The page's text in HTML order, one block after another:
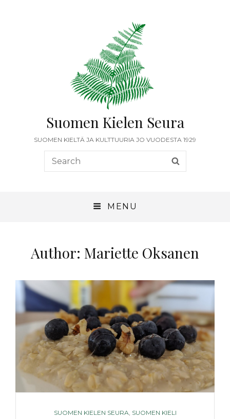
Suomen Kielen Seura
SUOMEN KIELTÄ JA KULTTUURIA JO VUODESTA 1929
Search
for:
MENU
Author: Mariette Oksanen
CATEGORIES
SUOMEN KIELEN SEURA, SUOMEN KIELI